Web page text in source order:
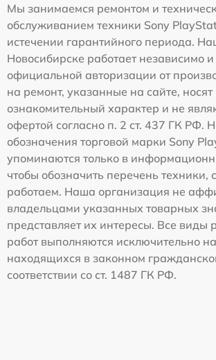
Мы занимаемся ремонтом и
обслуживанием техники Sony
истечении гарантийного периода.
Новосибирске работает независимо
официальной авторизации от
на ремонт, указанные на сайте,
ознакомительный характер и не
офертой согласно п. 2 ст. 437 ГК РФ.
обозначения торговой марки Sony
упоминаются только в
чтобы обозначить перечень техники,
работаем. Наша организация не
владельцами указанных товарных
представляет их интересы. Все виды
работ выполняются исключительно
находящихся в законном
соответствии со ст. 1487 ГК РФ.